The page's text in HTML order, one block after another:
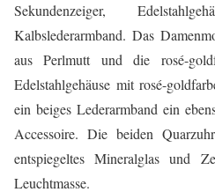
Sekundenzeiger,
Kalbslederarmband. Das
aus Perlmutt und die rosé-
Edelstahlgehäuse mit rosé-
ein beiges Lederarmband ein
Accessoire. Die beiden
entspiegeltes Mineralglas und
Leuchtmasse.